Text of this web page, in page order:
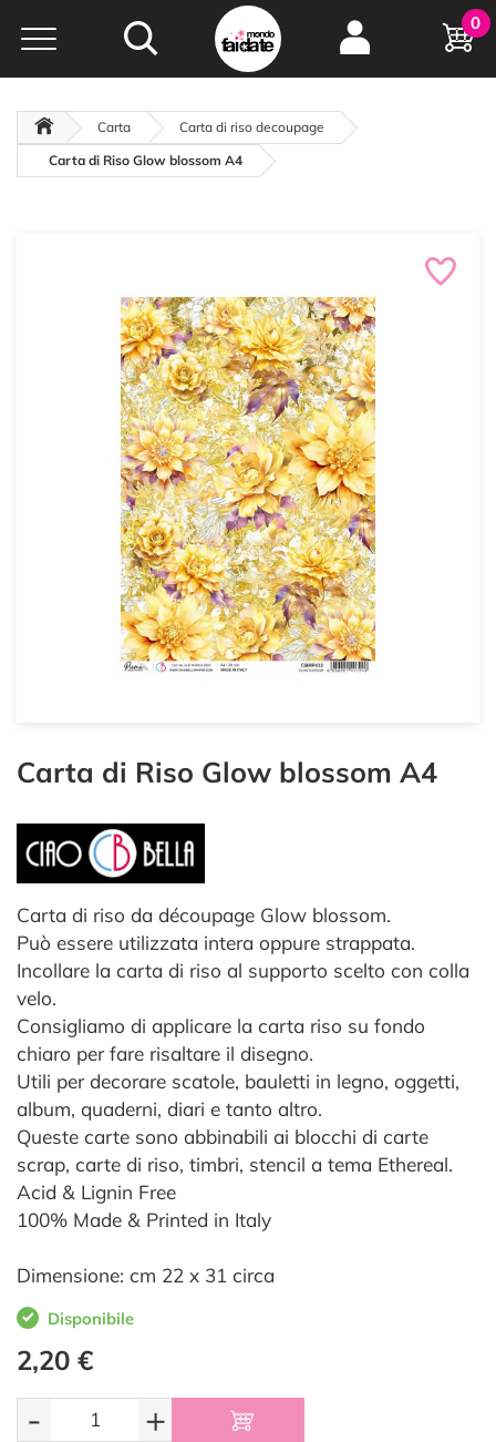
Hobby e
creatività...
oltre 15 anni online
0
Carta
Carta di riso decoupage
Carta di Riso Glow blossom A4
Carta di Riso Glow blossom A4
Carta di riso da découpage Glow blossom.
Può essere utilizzata intera oppure strappata.
Incollare la carta di riso al supporto scelto con colla
velo.
Consigliamo di applicare la carta riso su fondo
chiaro per fare risaltare il disegno.
Utili per decorare scatole, bauletti in legno, oggetti,
album, quaderni, diari e tanto altro.
Queste carte sono abbinabili ai blocchi di carte
scrap, carte di riso, timbri, stencil a tema Ethereal.
Acid & Lignin Free
100% Made & Printed in Italy
Dimensione: cm 22 x 31 circa
Disponibile
2,20 €
- +